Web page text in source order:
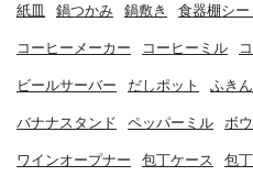
紙皿 鍋つかみ 鍋敷き 食器棚シー
コーヒーメーカー コーヒーミル
ビールサーバー だしポット ふき
バナナスタンド ペッパーミル ボ
ワインオープナー 包丁ケース 包